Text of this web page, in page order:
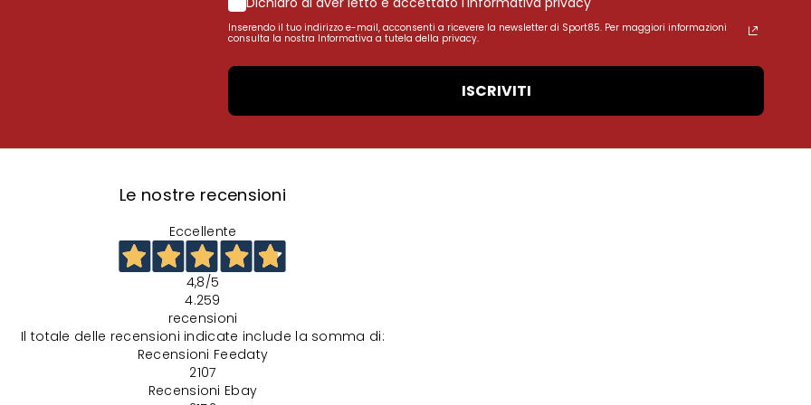
Inserendo il tuo indirizzo e-mail, acconsenti a ricevere la newsletter di Sport85. Per maggiori informazioni
consulta la nostra Informativa a tutela della privacy.
ISCRIVITI
Le nostre recensioni
Eccellente
4,8/5
4.259
recensioni
Il totale delle recensioni indicate include la somma di:
Recensioni Feedaty
2107
Recensioni Ebay